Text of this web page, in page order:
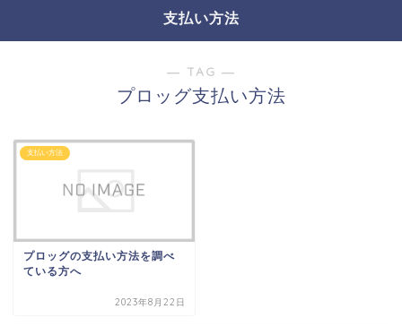
支払い方法
― TAG ―
プロッグ支払い方法
支払い方法
プロッグの支払い方法を調べ
ている方へ
2023年8月22日